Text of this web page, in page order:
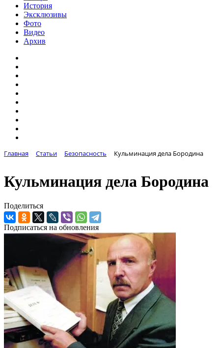
История
Эксклюзивы
Фото
Видео
Архив
Главная Статьи Безопасность Кульминация дела Бородина
Кульминация дела Бородина
Поделиться
Подписаться на обновления